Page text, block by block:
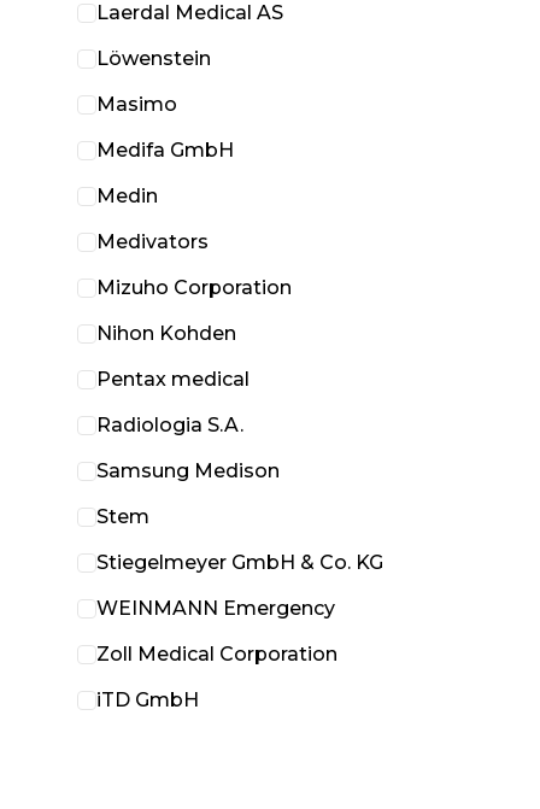
Laerdal Medical AS
Löwenstein
Masimo
Medifa GmbH
Medin
Medivators
Mizuho Corporation
Nihon Kohden
Pentax medical
Radiologia S.A.
Samsung Medison
Stem
Stiegelmeyer GmbH & Co. KG
WEINMANN Emergency
Zoll Medical Corporation
iTD GmbH